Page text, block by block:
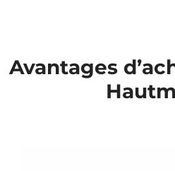
Avantages